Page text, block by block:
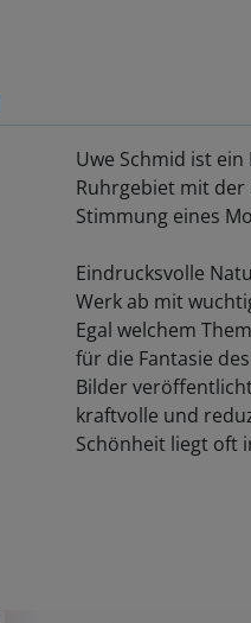
Uwe Schmid ist ein
Ruhrgebiet mit der
Stimmung eines
Eindrucksvolle
Werk ab mit
Egal welchem
für die Fantasie
Bilder
kraftvolle und
Schönheit liegt oft